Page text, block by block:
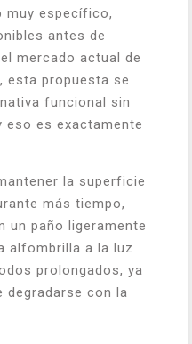
muy específico,
antes de
mercado actual de
esta propuesta se
funcional sin
eso es exactamente
la superficie
más tiempo,
un paño ligeramente
alfombrilla a la luz
prolongados, ya
degradarse con la